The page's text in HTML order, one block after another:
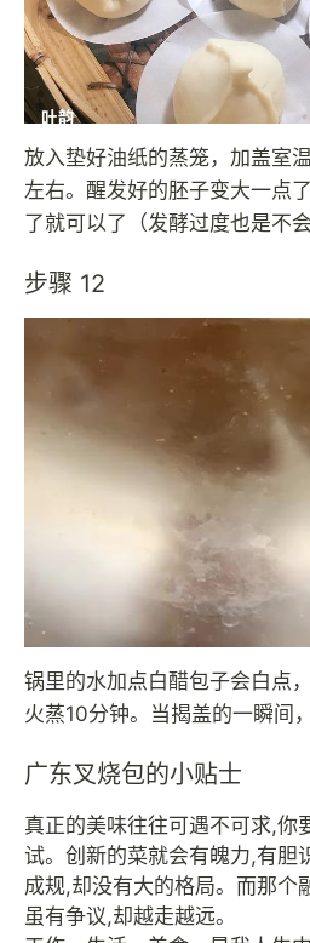
放入垫好油纸的蒸笼，加盖室
左右。醒发好的胚子变大一点
了就可以了（发酵过度也是不会
步骤 12
锅里的水加点白醋包子会白点
火蒸10分钟。当揭盖的一瞬间
广东叉烧包的小贴士
真正的美味往往可遇不可求,你
试。创新的菜就会有魄力,有胆
成规,却没有大的格局。而那个
虽有争议,却越走越远。